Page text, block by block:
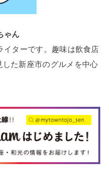
ゃん
イターです。趣味は飲食店
た新座市のグルメを中心